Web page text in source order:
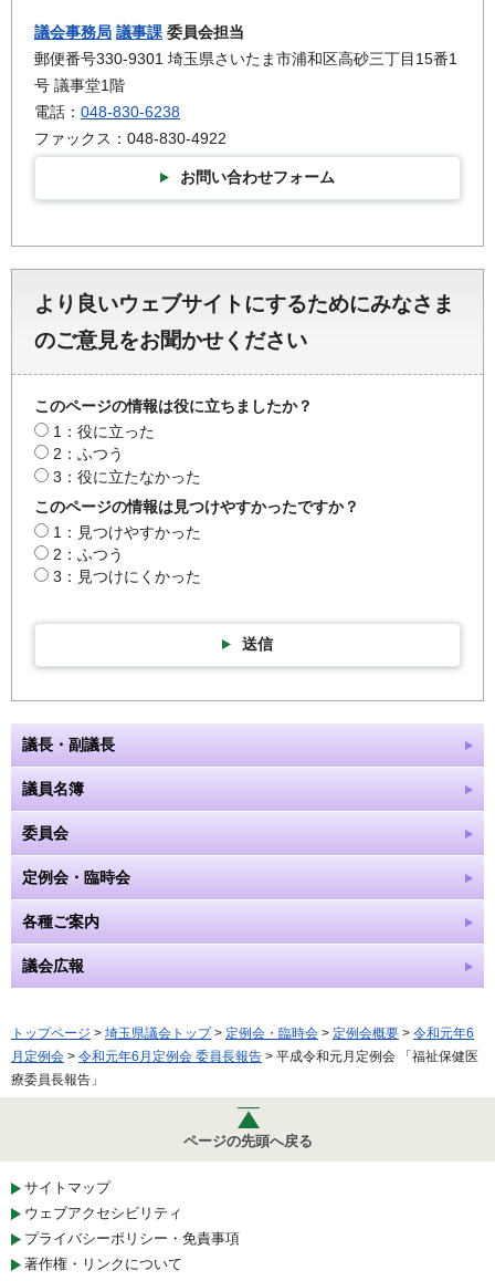
議会事務局 議事課 委員会担当
郵便番号330-9301 埼玉県さいたま市浦和区高砂三丁目15番1
号 議事堂1階
電話： 048-830-6238
ファックス：048-830-4922
お問い合わせフォーム
より良いウェブサイトにするためにみなさま
のご意見をお聞かせください
このページの情報は役に立ちましたか？
1：役に立った
2：ふつう
3：役に立たなかった
このページの情報は見つけやすかったですか？
1：見つけやすかった
2：ふつう
3：見つけにくかった
送信
議長・副議長
議員名簿
委員会
定例会・臨時会
各種ご案内
議会広報
トップページ > 埼玉県議会トップ> 定例会・臨時会 > 定例会概要 > 令和元年6
月定例会 > 令和元年6月定例会 委員長報告 > 平成令和元月定例会 「福祉保健医
療委員長報告」
ページの先頭へ戻る
サイトマップ
ウェブアクセシビリティ
プライバシーポリシー・免責事項
著作権・リンクについて